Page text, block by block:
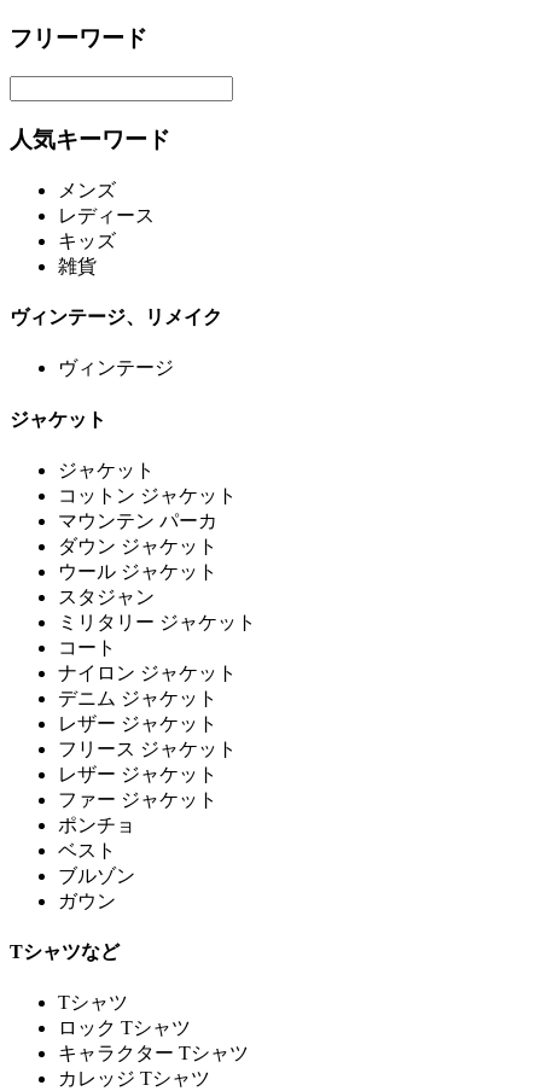
フリーワード
人気キーワード
メンズ
レディース
キッズ
雑貨
ヴィンテージ、リメイク
ヴィンテージ
ジャケット
ジャケット
コットン ジャケット
マウンテン パーカ
ダウン ジャケット
ウール ジャケット
スタジャン
ミリタリー ジャケット
コート
ナイロン ジャケット
デニム ジャケット
レザー ジャケット
フリース ジャケット
レザー ジャケット
ファー ジャケット
ポンチョ
ベスト
ブルゾン
ガウン
Tシャツなど
Tシャツ
ロック Tシャツ
キャラクター Tシャツ
カレッジ Tシャツ